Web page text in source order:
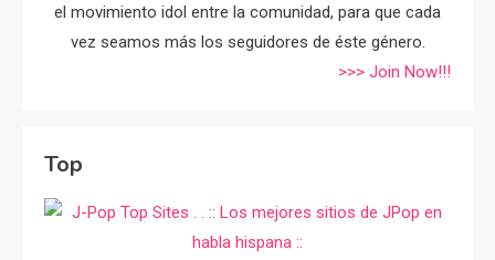
el movimiento idol entre la comunidad, para que cada
vez seamos más los seguidores de éste género.
>>> Join Now!!!
Top